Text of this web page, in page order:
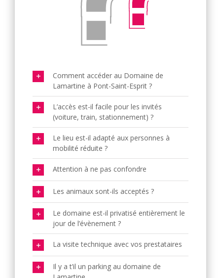
Comment accéder au Domaine de
Lamartine à Pont-Saint-Esprit ?
L’accès est-il facile pour les invités
(voiture, train, stationnement) ?
Le lieu est-il adapté aux personnes à
mobilité réduite ?
Attention à ne pas confondre
Les animaux sont-ils acceptés ?
Le domaine est-il privatisé entièrement le
jour de l’évènement ?
La visite technique avec vos prestataires
Il y a t’il un parking au domaine de